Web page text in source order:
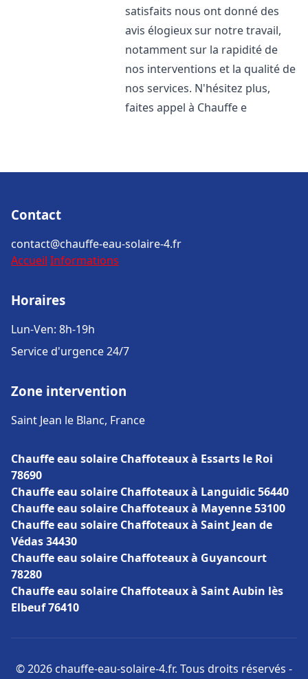
satisfaits nous ont donné des
avis élogieux sur notre travail,
notamment sur la rapidité de
nos interventions et la qualité de
nos services. N'hésitez plus,
faites appel à Chauffe e
Contact
contact@chauffe-eau-solaire-4.fr
Accueil Informations
Horaires
Lun-Ven: 8h-19h
Service d'urgence 24/7
Zone intervention
Saint Jean le Blanc, France
Chauffe eau solaire Chaffoteaux à Essarts le Roi
78690
Chauffe eau solaire Chaffoteaux à Languidic 56440
Chauffe eau solaire Chaffoteaux à Mayenne 53100
Chauffe eau solaire Chaffoteaux à Saint Jean de
Védas 34430
Chauffe eau solaire Chaffoteaux à Guyancourt
78280
Chauffe eau solaire Chaffoteaux à Saint Aubin lès
Elbeuf 76410
© 2026 chauffe-eau-solaire-4.fr. Tous droits réservés -